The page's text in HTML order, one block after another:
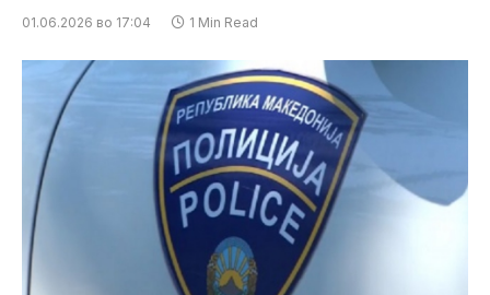
01.06.2026 во 17:04 1 Min Read